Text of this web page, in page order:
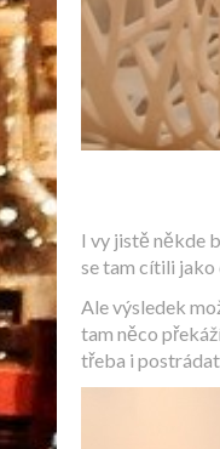
I vy jistě někde
se tam cítili jako
Ale výsledek
tam něco
třeba i